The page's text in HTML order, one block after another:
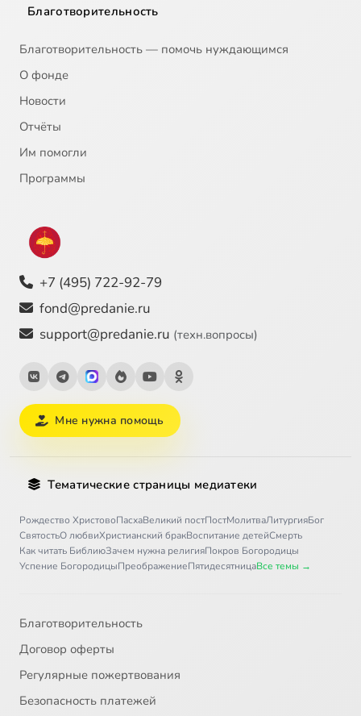
Благотворительность
Благотворительность — помочь нуждающимся
О фонде
Новости
Отчёты
Им помогли
Программы
+7 (495) 722-92-79
fond@predanie.ru
support@predanie.ru (техн.вопросы)
Мне нужна помощь
Тематические страницы медиатеки
Рождество ХристовоПасхаВеликий постПостМолитваЛитургияБог
СвятостьО любвиХристианский бракВоспитание детейСмерть
Как читать БиблиюЗачем нужна религияПокров Богородицы
Успение БогородицыПреображениеПятидесятницаВсе темы →
Благотворительность
Договор оферты
Регулярные пожертвования
Безопасность платежей